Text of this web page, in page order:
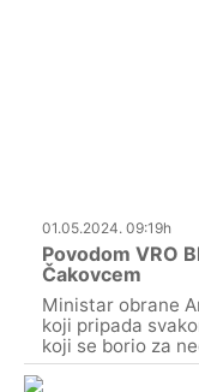
01.05.2024. 09:19h
Povodom VRO
Čakovcem
Ministar obrane
koji pripada
koji se borio za